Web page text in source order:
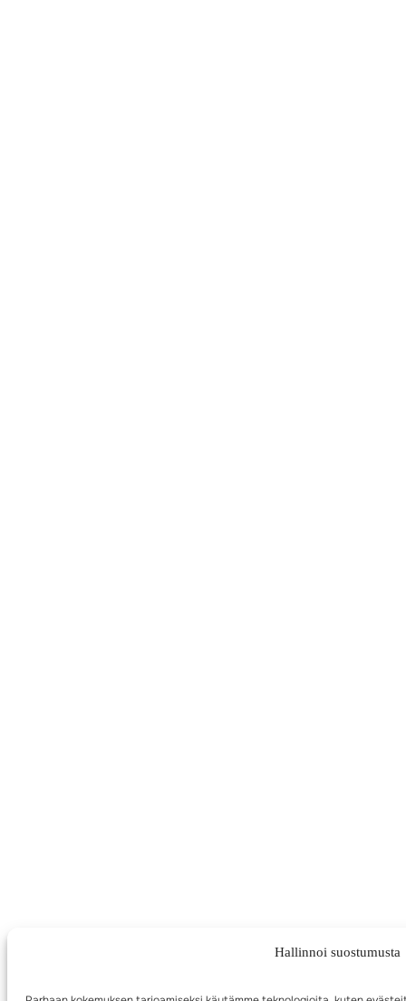
Hallinnoi suostumusta